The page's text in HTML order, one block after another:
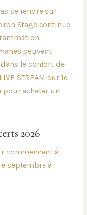
se rendre sur
Stage continue
peuvent
le confort de
STREAM sur le
pour acheter un
2026
commencent à
septembre à